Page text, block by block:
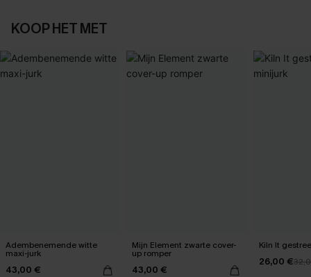
KOOP HET MET
Adembenemende witte
maxi-jurk
43,00 €
Mijn Element zwarte cover-
up romper
43,00 €
Kiln It
26,00 €